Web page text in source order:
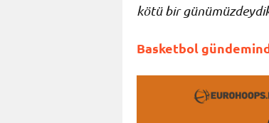
kötü bir
Basketbol